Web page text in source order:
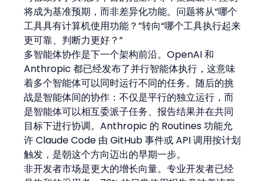
将成为基准预期，而非差异化功能。问题将从“哪个
工具具有计算机使用功能？”转向“哪个工具执行起来
更可靠、判断力更好？”
多智能体协作是下一个架构前沿。OpenAI 和
Anthropic 都已经发布了并行智能体执行，这意味
着多个智能体可以同时运行不同的任务。随后的挑
战是智能体间的协作：不仅是平行的独立运行，而
是智能体可以相互委派子任务、报告结果并在共同
目标下进行协调。Anthropic 的 Routines 功能允
许 Claude Code 由 GitHub 事件或 API 调用按计划
触发，是朝这个方向迈出的早期一步。
非开发者市场是更大的增长向量。专业开发者已经